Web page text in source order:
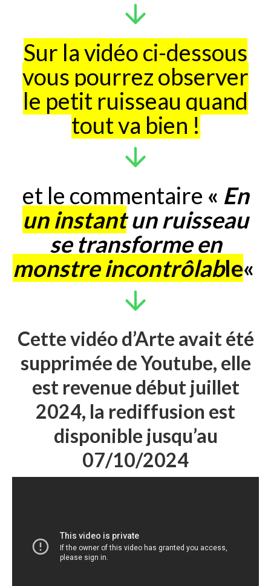
Sur la vidéo ci-dessous
vous pourrez observer
le petit ruisseau quand
tout va bien !
et le commentaire « En
un instantun ruisseau
se transforme en
monstre incontrôlable«
Cette vidéo d’Arte avait été
supprimée de Youtube, elle
est revenue début juillet
2024, la rediffusion est
disponible jusqu’au
07/10/2024